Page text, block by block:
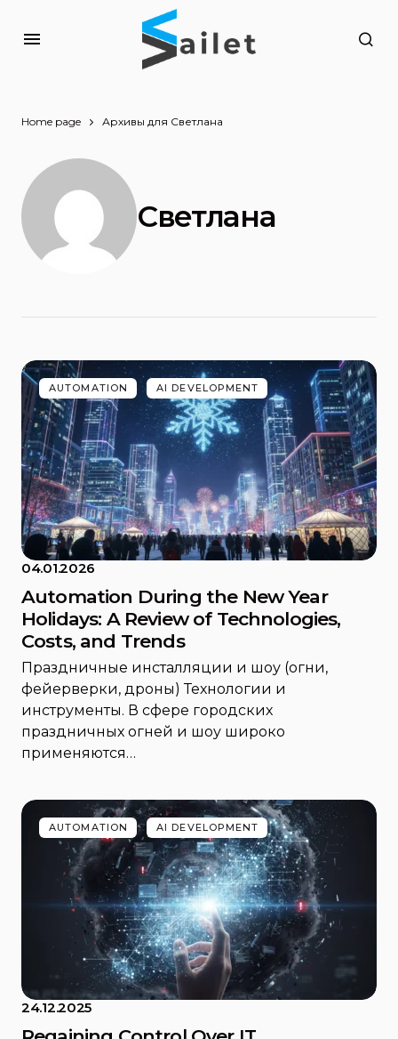
Home page Архивы для Светлана
Светлана
AUTOMATION AI DEVELOPMENT
04.01.2026
Automation During the New Year
Holidays: A Review of Technologies,
Costs, and Trends
Праздничные инсталляции и шоу (огни,
фейерверки, дроны) Технологии и
инструменты. В сфере городских
праздничных огней и шоу широко
применяются…
AUTOMATION AI DEVELOPMENT
24.12.2025